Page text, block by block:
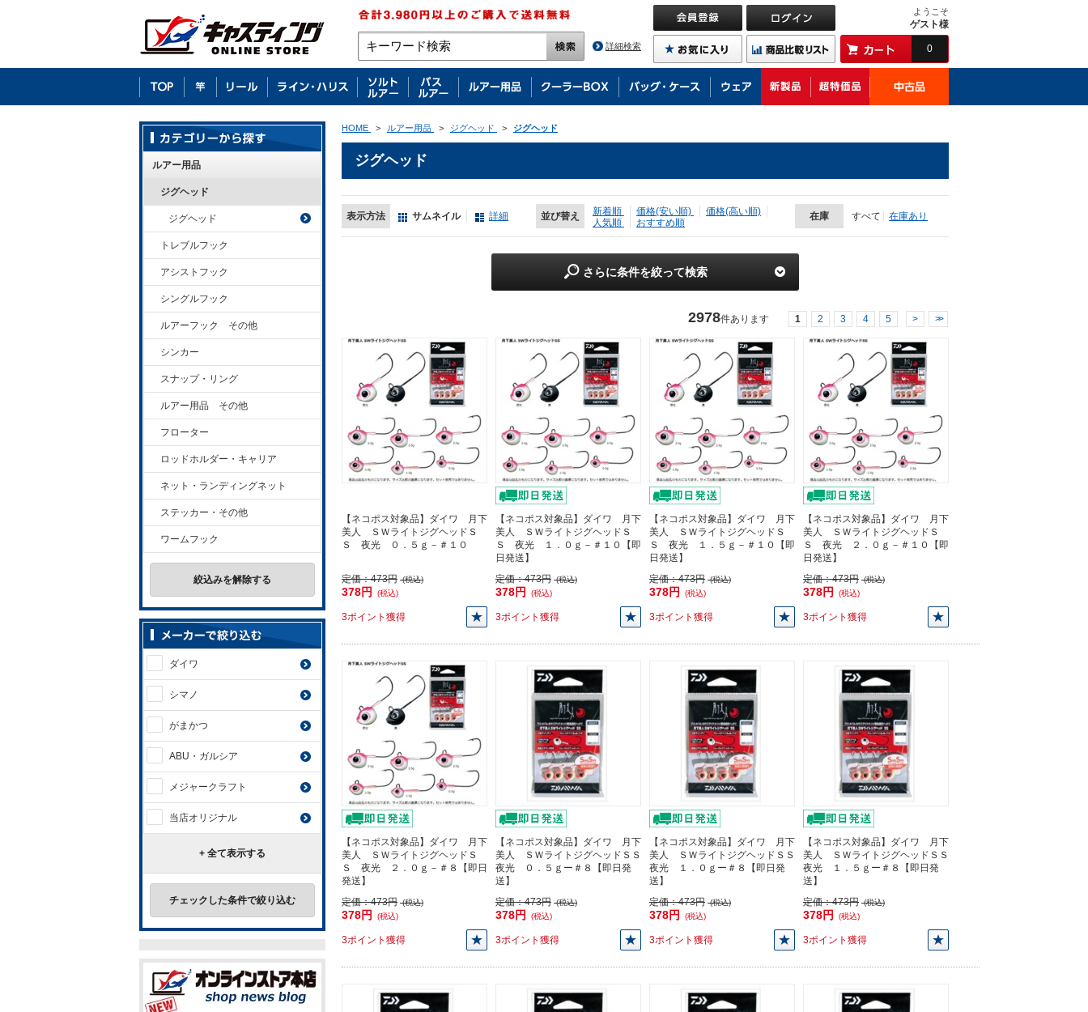
詳細検索
ようこそ
ゲスト様
0
HOME > ルアー用品 > ジグヘッド > ジグヘッド
ジグヘッド
表示方法 サムネイル 詳細 並び替え 新着順 価格(安い順)
価格(高い順)
人気順
おすすめ順
在庫 すべて 在庫あり
さらに条件を絞って検索
2978件あります 1 2 3 4 5 > >>
【ネコポス対象品】ダイワ 月下
美人 ＳＷライトジグヘッドＳ
Ｓ 夜光 ０．５ｇ－＃１０
定価：473円 (税込)
378円 (税込)
3ポイント獲得
【ネコポス対象品】ダイワ 月下
美人 ＳＷライトジグヘッドＳ
Ｓ 夜光 １．０ｇ－＃１０【即
日発送】
定価：473円 (税込)
378円 (税込)
3ポイント獲得
【ネコポス対象品】ダイワ 月下
美人 ＳＷライトジグヘッドＳ
Ｓ 夜光 １．５ｇ－＃１０【即
日発送】
定価：473円 (税込)
378円 (税込)
3ポイント獲得
【ネコポス対象品】ダイワ 月下
美人 ＳＷライトジグヘッドＳ
Ｓ 夜光 ２．０ｇ－＃１０【即
日発送】
定価：473円 (税込)
378円 (税込)
3ポイント獲得
【ネコポス対象品】ダイワ 月下
美人 ＳＷライトジグヘッドＳ
Ｓ 夜光 ２．０ｇ－＃８【即日
発送】
定価：473円 (税込)
378円 (税込)
3ポイント獲得
【ネコポス対象品】ダイワ 月下
美人 ＳＷライトジグヘッドＳＳ
夜光 ０．５ｇー＃８【即日発
送】
定価：473円 (税込)
378円 (税込)
3ポイント獲得
【ネコポス対象品】ダイワ 月下
美人 ＳＷライトジグヘッドＳＳ
夜光 １．０ｇー＃８【即日発
送】
定価：473円 (税込)
378円 (税込)
3ポイント獲得
【ネコポス対象品】ダイワ 月下
美人 ＳＷライトジグヘッドＳＳ
夜光 １．５ｇー＃８【即日発
送】
定価：473円 (税込)
378円 (税込)
3ポイント獲得
ルアー用品
ジグヘッド
ジグヘッド
トレブルフック
アシストフック
シングルフック
ルアーフック その他
シンカー
スナップ・リング
ルアー用品 その他
フローター
ロッドホルダー・キャリア
ネット・ランディングネット
ステッカー・その他
ワームフック
絞込みを解除する
ダイワ
シマノ
がまかつ
ABU・ガルシア
メジャークラフト
当店オリジナル
+ 全て表示する
チェックした条件で絞り込む